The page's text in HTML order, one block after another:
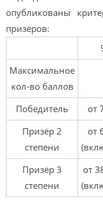
опубликованы
призёров:
Максимальное
кол-во баллов
Победитель от
Призёр 2
степени
от
Призёр 3
степени
от